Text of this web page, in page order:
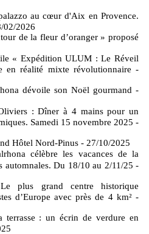
au cœur d'Aix en Provence.
02/2026
de la fleur d’oranger » proposé
« Expédition ULUM : Le Réveil
en réalité mixte révolutionnaire -
dévoile son Noël gourmand -
: Dîner à 4 mains pour un
Samedi 15 novembre 2025 -
Hôtel Nord-Pinus - 27/10/2025
célèbre les vacances de la
automnales. Du 18/10 au 2/11/25 -
plus grand centre historique
d’Europe avec près de 4 km² -
terrasse : un écrin de verdure en